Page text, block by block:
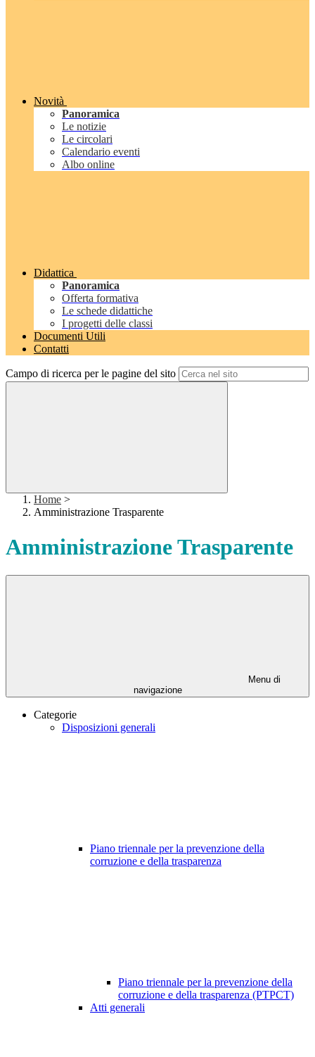
Novità
Panoramica
Le notizie
Le circolari
Calendario eventi
Albo online
Didattica
Panoramica
Offerta formativa
Le schede didattiche
I progetti delle classi
Documenti Utili
Contatti
Campo di ricerca per le pagine del sito
Home >
Amministrazione Trasparente
Amministrazione Trasparente
Menu di
navigazione
Categorie
Disposizioni generali
Piano triennale per la prevenzione della
corruzione e della trasparenza
Piano triennale per la prevenzione della
corruzione e della trasparenza (PTPCT)
Atti generali